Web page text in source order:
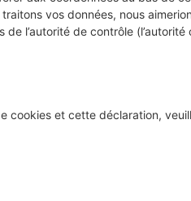
vos données, nous
l’autorité de contrôle (l’autorité
cookies et cette déclaration,